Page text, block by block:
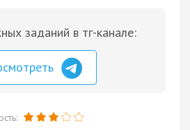
заданий в тг-канале: